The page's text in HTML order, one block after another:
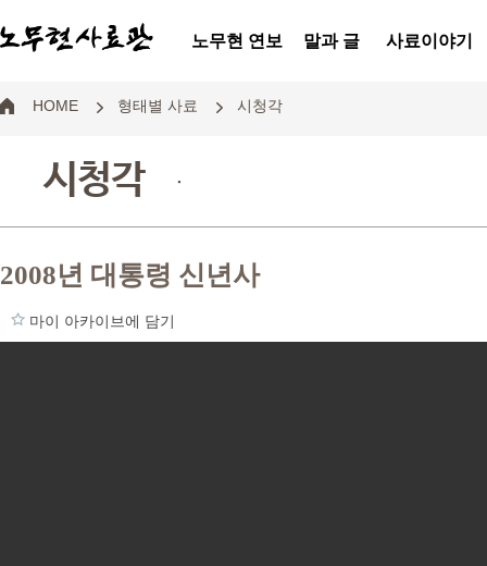
노무현 연보 말과 글 사료이야기
HOME 형태별 사료 시청각
시청각 .
2008년 대통령 신년사
마이 아카이브에 담기